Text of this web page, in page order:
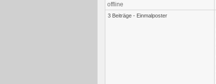
3 Beiträge - Einmalposter